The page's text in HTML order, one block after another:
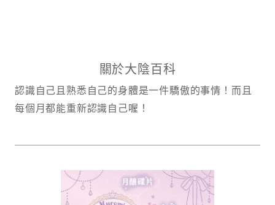
關於大陰百科
認識自己且熟悉自己的身體是一件驕傲的事情！而且
每個月都能重新認識自己喔！